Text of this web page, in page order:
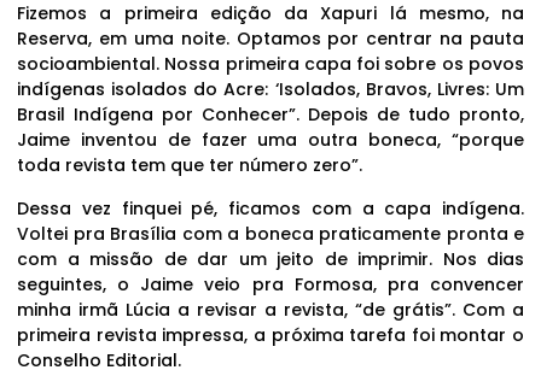
Fizemos a primeira edição da Xapuri lá mesmo, na
Reserva, em uma noite. Optamos por centrar na pauta
socioambiental. Nossa primeira capa foi sobre os povos
indígenas isolados do Acre: ‘Isolados, Bravos, Livres: Um
Brasil Indígena por Conhecer”. Depois de tudo pronto,
Jaime inventou de fazer uma outra boneca, “porque
toda revista tem que ter número zero”.
Dessa vez finquei pé, ficamos com a capa indígena.
Voltei pra Brasília com a boneca praticamente pronta e
com a missão de dar um jeito de imprimir. Nos dias
seguintes, o Jaime veio pra Formosa, pra convencer
minha irmã Lúcia a revisar a revista, “de grátis”. Com a
primeira revista impressa, a próxima tarefa foi montar o
Conselho Editorial.